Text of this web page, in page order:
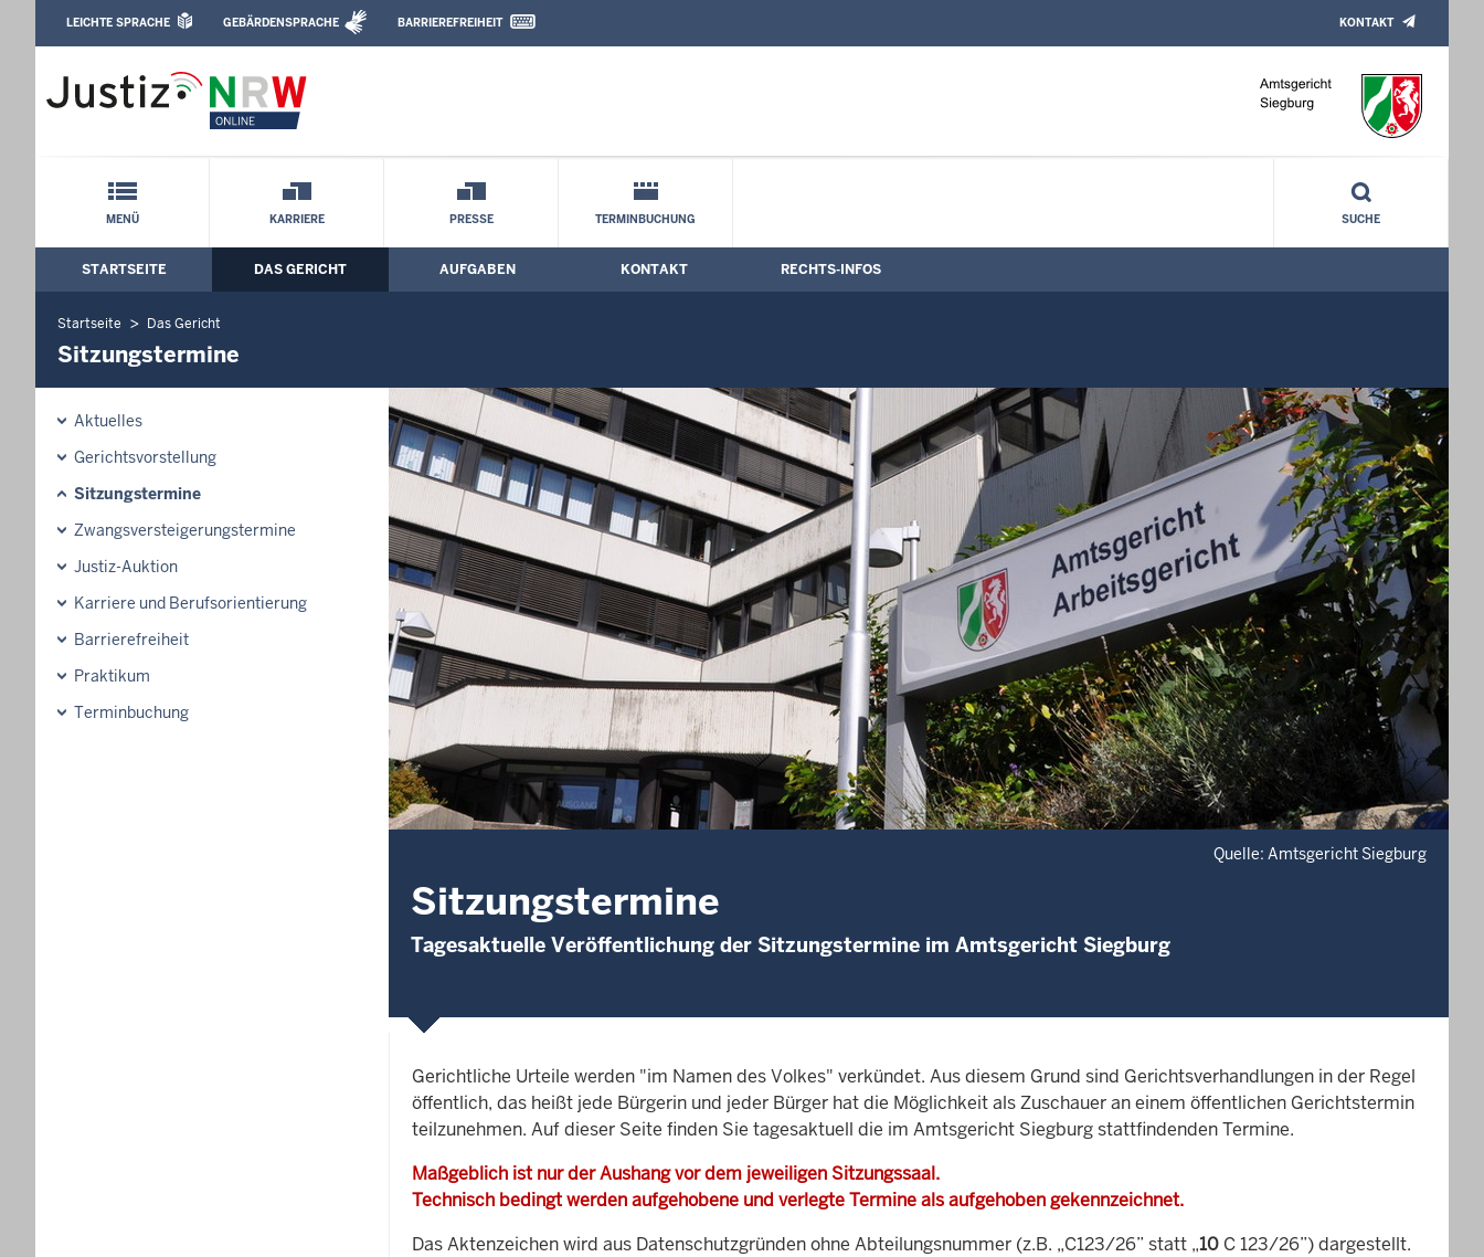
Amtsgericht Siegburg: Sitzungstermine
Leichte Sprache, Gebärdensprachenvideo und Kontaktformular
LEICHTE SPRACHE GEBÄRDENSPRACHE BARRIEREFREIHEIT KONTAKT
Schnellnavigation mit Volltext-Suche
MENÜ KARRIERE PRESSE TERMINBUCHUNG SUCHE
Hauptmenü: Hauptnavigation
STARTSEITE DAS GERICHT AUFGABEN KONTAKT RECHTS-INFOS
Startseite Das Gericht
Sitzungstermine
Aktuelles
Gerichtsvorstellung
Sitzungstermine
Zwangsversteigerungs­termine
Justiz-Auktion
Karriere und Berufsorientierung
Barrierefreiheit
Praktikum
Terminbuchung
Quelle: Amtsgericht Siegburg
Sitzungstermine
Tagesaktuelle Veröffentlichung der Sitzungstermine im Amtsgericht Siegburg
Gerichtliche Urteile werden "im Namen des Volkes" verkündet. Aus diesem Grund sind Gerichtsverhandlungen in der Regel
öffentlich, das heißt jede Bürgerin und jeder Bürger hat die Möglichkeit als Zuschauer an einem öffentlichen Gerichtstermin
teilzunehmen. Auf dieser Seite finden Sie tagesaktuell die im Amtsgericht Siegburg stattfindenden Termine.
Maßgeblich ist nur der Aushang vor dem jeweiligen Sitzungssaal.
Technisch bedingt werden aufgehobene und verlegte Termine als aufgehoben gekennzeichnet.
Das Aktenzeichen wird aus Datenschutzgründen ohne Abteilungsnummer (z.B. „C123/26” statt „10 C 123/26”) dargestellt.